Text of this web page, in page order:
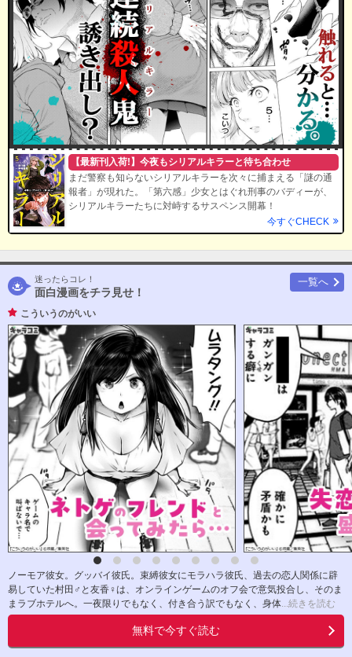
【最新刊入荷!】今夜もシリアルキラーと待ち合わせ
まだ警察も知らないシリアルキラーを次々に捕まえる「謎の通
報者」が現れた。「第六感」少女とはぐれ刑事のバディーが、
シリアルキラーたちに対峙するサスペンス開幕！
今すぐCHECK
迷ったらコレ！
面白漫画をチラ見せ！
一覧へ
こういうのがいい
ノーモア彼女。グッバイ彼氏。束縛彼女にモラハラ彼氏、過去の恋人関係に辟
易していた村田♂と友香♀は、オンラインゲームのオフ会で意気投合し、そのま
まラブホテルへ。一夜限りでもなく、付き合う訳でもなく、身体...続きを読む
無料で今すぐ読む